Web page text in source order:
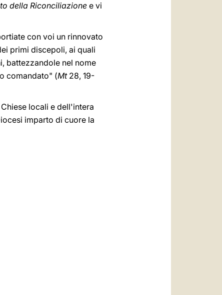
della Riconciliazionee vi
con voi un rinnovato
primi discepoli, ai quali
battezzandole nel nome
comandato" (Mt28, 19-
locali e dell'intera
imparto di cuore la